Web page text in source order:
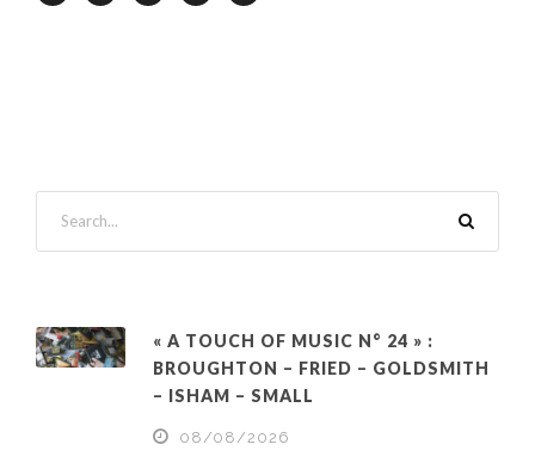
« A TOUCH OF MUSIC N° 24 » :
BROUGHTON – FRIED – GOLDSMITH
– ISHAM – SMALL
08/08/2026